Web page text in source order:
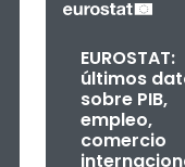
EUROSTAT:
últimos
sobre PIB,
empleo,
comercio